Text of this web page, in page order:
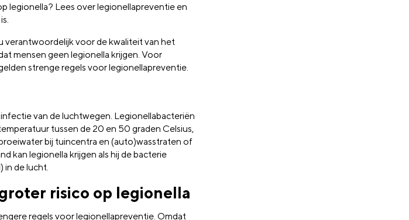
legionella? Lees over legionellapreventie en
verantwoordelijk voor de kwaliteit van het
mensen geen legionella krijgen. Voor
strenge regels voor legionellapreventie.
van de luchtwegen. Legionellabacteriën
tussen de 20 en 50 graden Celsius,
bij tuincentra en (auto)wasstraten of
kan legionella krijgen als hij de bacterie
in de lucht.
risico op legionella
regels voor legionellapreventie. Omdat